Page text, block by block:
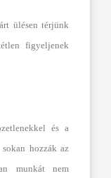
ülésen térjünk
figyeljenek
és a
hozzák az
munkát nem